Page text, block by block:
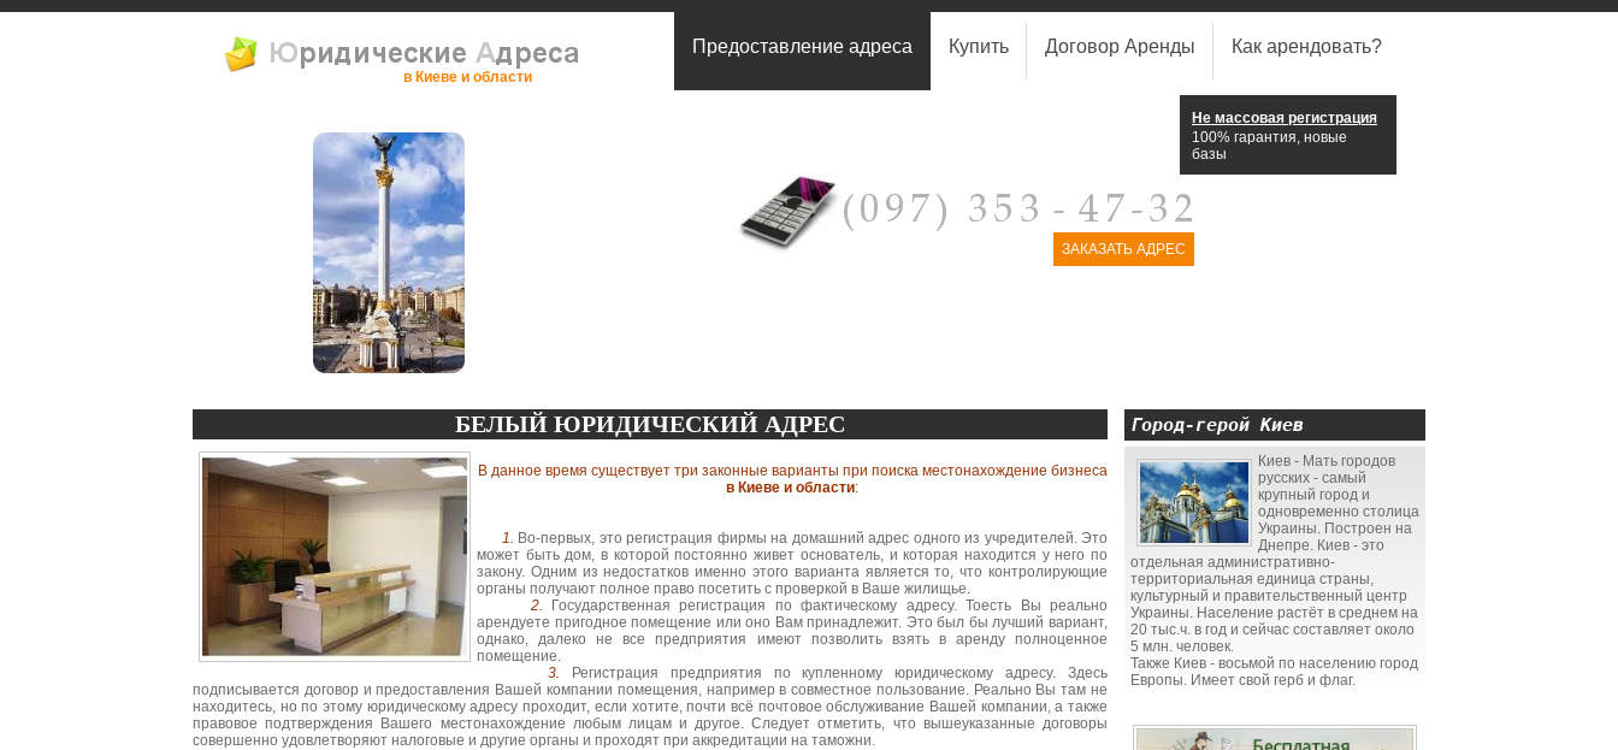
в Киеве и области
Предоставление адреса Купить Договор Аренды Как арендовать?
ЗАКАЗАТЬ АДРЕС
Не массовая регистрация
100% гарантия, новые
базы
БЕЛЫЙ ЮРИДИЧЕСКИЙ АДРЕС
В данное время существует три законные варианты при поиска местонахождение бизнеса
в Киеве и области:
1. Во-первых, это регистрация фирмы на домашний адрес одного из учредителей. Это
может быть дом, в которой постоянно живет основатель, и которая находится у него по
закону. Одним из недостатков именно этого варианта является то, что контролирующие
органы получают полное право посетить с проверкой в Ваше жилищье.
2.
Государственная регистрация по фактическому адресу. Тоесть Вы реально
арендуете пригодное помещение или оно Вам принадлежит. Это был бы лучший вариант,
однако, далеко не все предприятия имеют позволить взять в аренду полноценное
помещение.
3.
Регистрация предприятия по купленному юридическому адресу. Здесь
подписывается договор и предоставления Вашей компании помещения, например в совместное пользование. Реально Вы там не
находитесь, но по этому юридическому адресу проходит, если хотите, почти всё почтовое обслуживание Вашей компании, а также
правовое подтверждения Вашего местонахождение любым лицам и другое. Следует отметить, что вышеуказанные договоры
совершенно удовлетворяют налоговые и другие органы и проходят при аккредитации на таможни.
Город-герой Киев
Киев - Мать городов
русских - самый
крупный город и
одновременно столица
Украины. Построен на
Днепре. Киев - это
отдельная административно-
территориальная единица страны,
культурный и правительственный центр
Украины. Население растёт в среднем на
20 тыс.ч. в год и сейчас составляет около
5 млн. человек.
Также Киев - восьмой по населению город
Европы. Имеет свой герб и флаг.